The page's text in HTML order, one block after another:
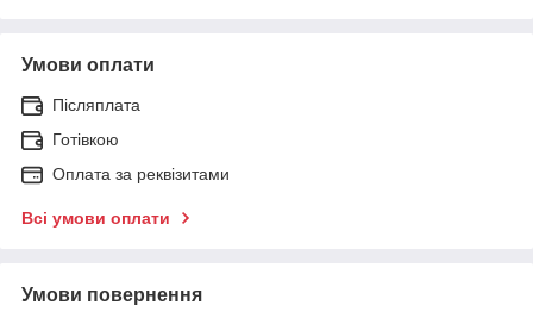
Умови оплати
Післяплата
Готівкою
Оплата за реквізитами
Всі умови оплати
Умови повернення